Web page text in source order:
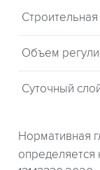
Объем
Суточный
Нормативная
определяется